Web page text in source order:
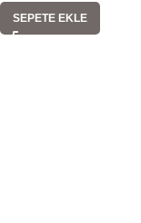
SEPETE EKLE